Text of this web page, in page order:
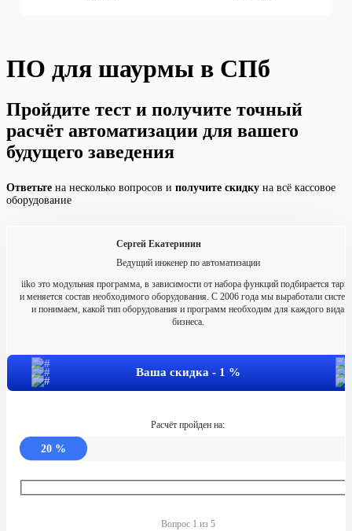
ПО для шаурмы в СПб
Пройдите тест и получите точный
расчёт автоматизации для вашего
будущего заведения
Ответьте на несколько вопросов и получите скидку на всё кассовое
оборудование
Расчёт пройден на:
20 %
Вопрос 1 из 5
Ваша скидка - 1 %
Сергей Екатеринин
Ведущий инженер по автоматизации
iiko это модульная программа, в зависимости от набора функций подбирается
и меняется состав необходимого оборудования. С 2006 года мы выработали
и понимаем, какой тип оборудования и программ необходим для каждого вида
бизнеса.